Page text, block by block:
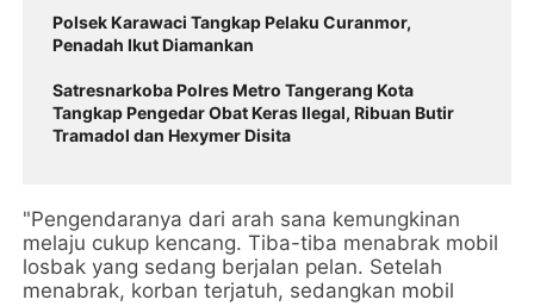
Polsek Karawaci Tangkap Pelaku Curanmor,
Penadah Ikut Diamankan
Satresnarkoba Polres Metro Tangerang Kota
Tangkap Pengedar Obat Keras Ilegal, Ribuan Butir
Tramadol dan Hexymer Disita
"Pengendaranya dari arah sana kemungkinan
melaju cukup kencang. Tiba-tiba menabrak mobil
losbak yang sedang berjalan pelan. Setelah
menabrak, korban terjatuh, sedangkan mobil